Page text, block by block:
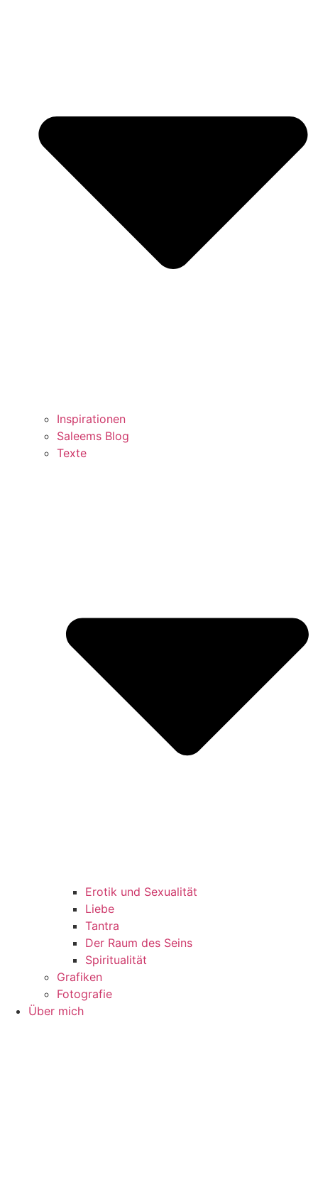
Inspirationen
Saleems Blog
Texte
Erotik und Sexualität
Liebe
Tantra
Der Raum des Seins
Spiritualität
Grafiken
Fotografie
Über mich